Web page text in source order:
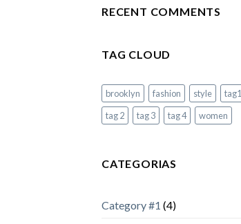
RECENT COMMENTS
TAG CLOUD
brooklyn fashion style
tag1
tag 2
tag 3 tag 4 women
CATEGORIAS
Category #1 (4)